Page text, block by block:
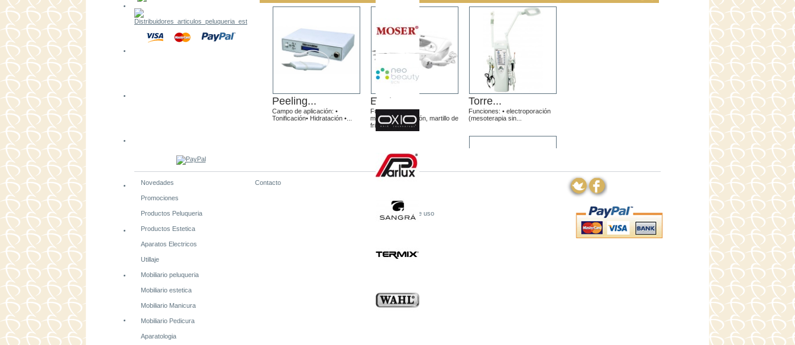
Peeling...
Campo de aplicación: •
Tonificación• Hidratación •...
Equipo...
Funciones:
microdermabrasión, martillo de
frio y calor...
Torre...
Funciones: • electroporación
(mesoterapia sin...
Novedades
Promociones
Productos Peluqueria
Productos Estetica
Aparatos Electricos
Utillaje
Mobiliario peluqueria
Mobiliario estetica
Mobiliario Manicura
Mobiliario Pedicura
Aparatologia
Contacto
Condiciones de uso